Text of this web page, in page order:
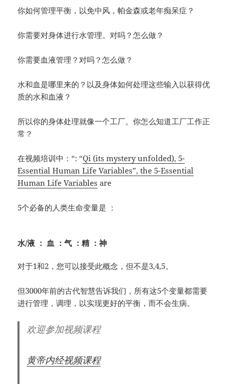
你如何管理平衡，以免中风，帕金森或老年痴呆症？
你需要对身体进行水管理。对吗？怎么做？
你需要血液管理？对吗？怎么做？
水和血是哪里来的？以及身体如何处理这些输入以获得优
质的水和血液？
所以你的身体处理就像一个工厂。你怎么知道工厂工作正
常？
在视频培训中：“: “Qi (its mystery unfolded), 5-
Essential Human Life Variables”, the 5-Essential
Human Life Variables are
5个必备的人类生命变量是 ：
水/液 ： 血 ：气 ：精 ：神
对于1和2，您可以接受此概念，但不是3,4,5。
但3000年前的古代智慧告诉我们，所有这5个变量都需要
进行管理，调理，以实现更好的平衡，而不会生病。
欢迎参加视频课程
黄帝内经视频课程